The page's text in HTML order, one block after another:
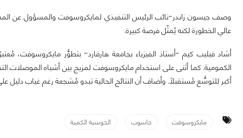
عالي الخطورة لكنه يُمثّل فرصة كبيرة.
أشاد فيليب كيم -أستاذ الفيزياء بجامعة هارفارد- بتطوُّر مايكروسوفت،
الكمومية. كما أثنى على استخدام مايكروسوفت لمزيج بين أشباه الموصلات
أكبر للتوسُّع مُستقبلاً. وأضاف أن النتائج الحالية تبدو مُشجعة رغم غياب دليل
مايكروسوفت حاسوب الحوسبة الكمية